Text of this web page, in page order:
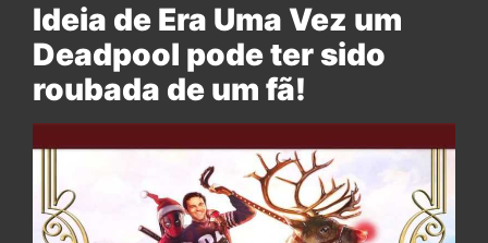
Ideia de Era Uma Vez um
Deadpool pode ter sido
roubada de um fã!